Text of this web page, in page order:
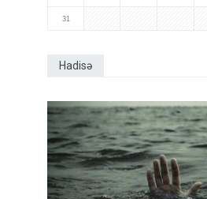
31
Hadisə